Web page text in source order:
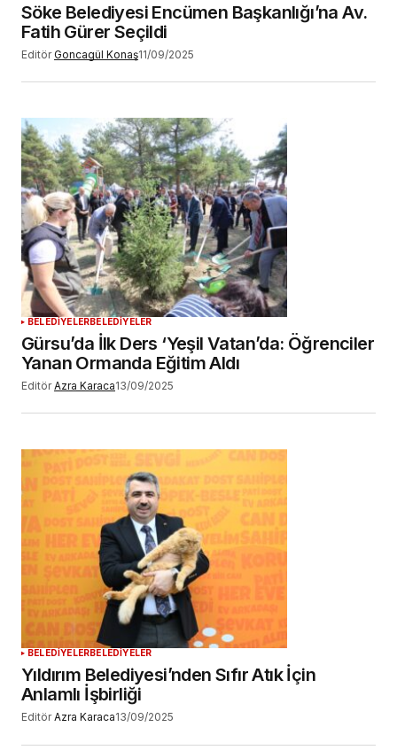
Söke Belediyesi Encümen Başkanlığı’na Av.
Fatih Gürer Seçildi
Editör Goncagül Konaş11/09/2025
BELEDİYELERBELEDİYELER
Gürsu’da İlk Ders ‘Yeşil Vatan’da: Öğrenciler
Yanan Ormanda Eğitim Aldı
Editör Azra Karaca13/09/2025
BELEDİYELERBELEDİYELER
Yıldırım Belediyesi’nden Sıfır Atık İçin
Anlamlı İşbirliği
Editör Azra Karaca13/09/2025